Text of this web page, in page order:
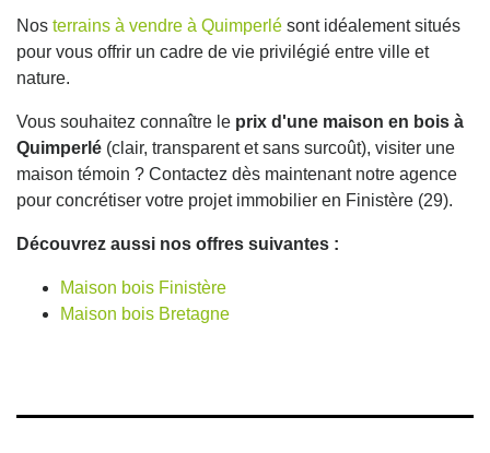
Nos terrains à vendre à Quimperlé sont idéalement situés
pour vous offrir un cadre de vie privilégié entre ville et
nature.
Vous souhaitez connaître le prix d'une maison en bois à
Quimperlé (clair, transparent et sans surcoût), visiter une
maison témoin ? Contactez dès maintenant notre agence
pour concrétiser votre projet immobilier en Finistère (29).
Découvrez aussi nos offres suivantes :
Maison bois Finistère
Maison bois Bretagne